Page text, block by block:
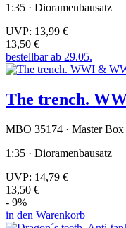
1:35 · Dioramenbausatz
UVP: 13,99 €
13,50 €
bestellbar ab 29.05.
The trench.
MBO 35174 · Master
1:35 · Dioramenbausatz
UVP: 14,79 €
13,50 €
- 9%
in den Warenkorb